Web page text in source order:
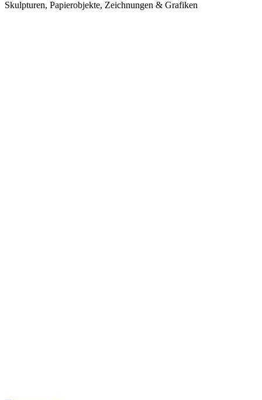
Skulpturen, Papierobjekte, Zeichnungen & Grafiken